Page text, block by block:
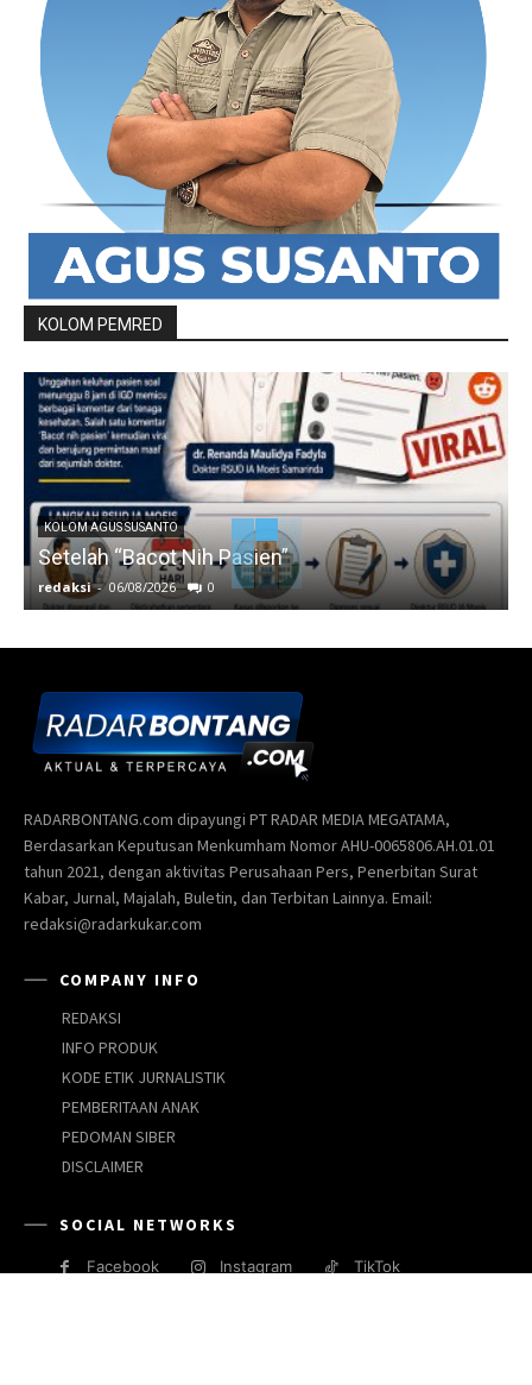
KOLOM PEMRED
KOLOM AGUS SUSANTO
Setelah “Bacot Nih Pasien”
redaksi - 06/08/2026 0
RADARBONTANG.com dipayungi PT RADAR MEDIA MEGATAMA,
Berdasarkan Keputusan Menkumham Nomor AHU-0065806.AH.01.01
tahun 2021, dengan aktivitas Perusahaan Pers, Penerbitan Surat
Kabar, Jurnal, Majalah, Buletin, dan Terbitan Lainnya. Email:
redaksi@radarkukar.com
COMPANY INFO
REDAKSI
INFO PRODUK
KODE ETIK JURNALISTIK
PEMBERITAAN ANAK
PEDOMAN SIBER
DISCLAIMER
SOCIAL NETWORKS
Facebook Instagram TikTok